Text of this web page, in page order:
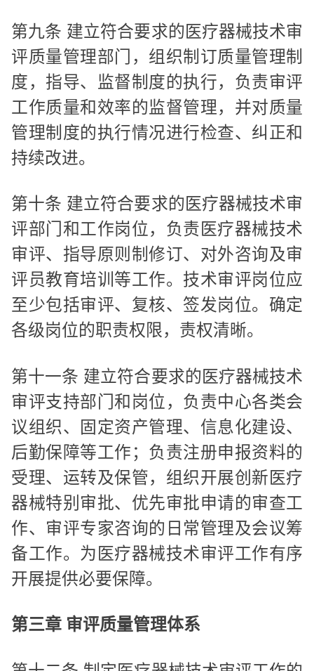
第九条 建立符合要求的医疗器械技术审
评质量管理部门，组织制订质量管理制
度，指导、监督制度的执行，负责审评
工作质量和效率的监督管理，并对质量
管理制度的执行情况进行检查、纠正和
持续改进。
第十条 建立符合要求的医疗器械技术审
评部门和工作岗位，负责医疗器械技术
审评、指导原则制修订、对外咨询及审
评员教育培训等工作。技术审评岗位应
至少包括审评、复核、签发岗位。确定
各级岗位的职责权限，责权清晰。
第十一条 建立符合要求的医疗器械技术
审评支持部门和岗位，负责中心各类会
议组织、固定资产管理、信息化建设、
后勤保障等工作；负责注册申报资料的
受理、运转及保管，组织开展创新医疗
器械特别审批、优先审批申请的审查工
作、审评专家咨询的日常管理及会议筹
备工作。为医疗器械技术审评工作有序
开展提供必要保障。
第三章 审评质量管理体系